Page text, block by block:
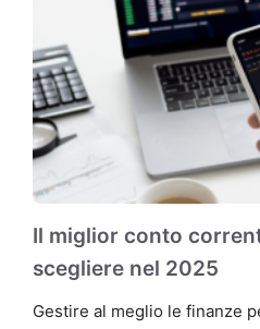
Il miglior conto
scegliere nel 2025
Gestire al meglio le finanze